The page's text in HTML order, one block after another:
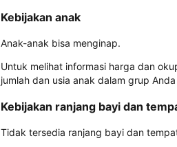
Kebijakan anak
Anak-anak bisa menginap.
Untuk melihat informasi harga dan
jumlah dan usia anak dalam grup
Kebijakan ranjang bayi dan
Tidak tersedia ranjang bayi dan